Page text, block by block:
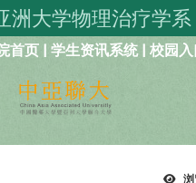
洲大学物理治疗学系
首页 | 学生资讯系统| 校园入
浏